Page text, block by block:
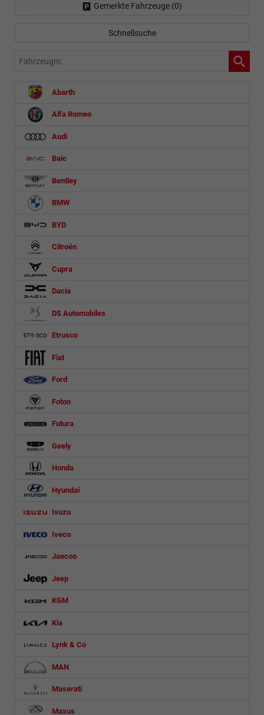
Gemerkte Fahrzeuge (0)
Schnellsuche
Fahrzeugnr.
Abarth
Alfa Romeo
Audi
Baic
Bentley
BMW
BYD
Citroën
Cupra
Dacia
DS Automobiles
Etrusco
Fiat
Ford
Foton
Futura
Geely
Honda
Hyundai
Isuzu
Iveco
Jaecoo
Jeep
KGM
Kia
Lynk & Co
MAN
Maserati
Maxus